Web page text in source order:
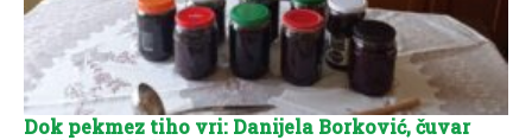
Dok pekmez tiho vri: Danijela Borković, čuvar